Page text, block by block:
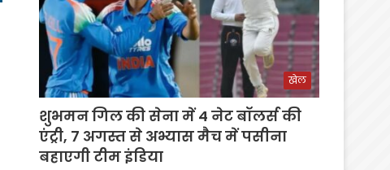
खेल
शुभमन गिल की सेना में 4 नेट बॉलर्स की
एंट्री, 7 अगस्त से अभ्यास मैच में पसीना
बहाएगी टीम इंडिया